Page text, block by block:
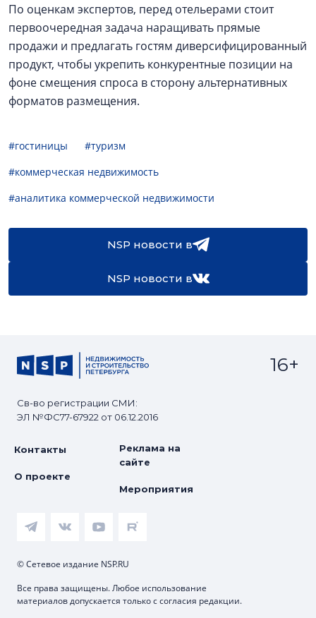
По оценкам экспертов, перед отельерами стоит
первоочередная задача наращивать прямые
продажи и предлагать гостям диверсифицированный
продукт, чтобы укрепить конкурентные позиции на
фоне смещения спроса в сторону альтернативных
форматов размещения.
#гостиницы
#туризм
#коммерческая недвижимость
#аналитика коммерческой недвижимости
NSP новости в
NSP новости в
Св-во регистрации СМИ:
ЭЛ №ФС77-67922 от 06.12.2016
16+
Контакты
О проекте
Реклама на
сайте
Мероприятия
© Сетевое издание NSP.RU
Все права защищены. Любое использование
материалов допускается только с согласия редакции.